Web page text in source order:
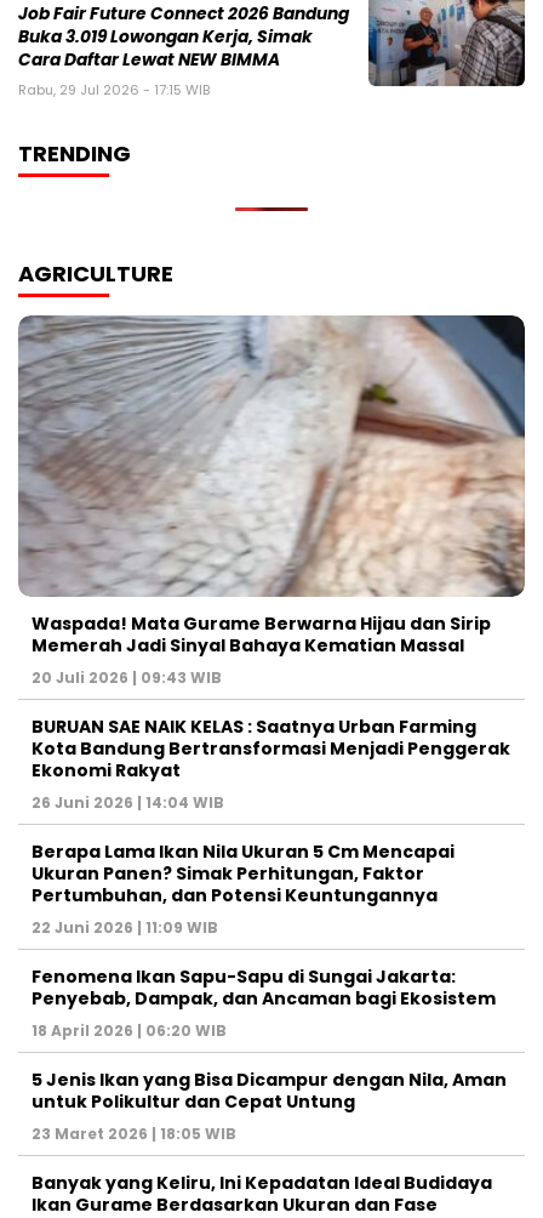
Job Fair Future Connect 2026 Bandung
Buka 3.019 Lowongan Kerja, Simak
Cara Daftar Lewat NEW BIMMA
Rabu, 29 Jul 2026 - 17:15 WIB
TRENDING
AGRICULTURE
Waspada! Mata Gurame Berwarna Hijau dan Sirip
Memerah Jadi Sinyal Bahaya Kematian Massal
20 Juli 2026 | 09:43 WIB
BURUAN SAE NAIK KELAS : Saatnya Urban Farming
Kota Bandung Bertransformasi Menjadi Penggerak
Ekonomi Rakyat
26 Juni 2026 | 14:04 WIB
Berapa Lama Ikan Nila Ukuran 5 Cm Mencapai
Ukuran Panen? Simak Perhitungan, Faktor
Pertumbuhan, dan Potensi Keuntungannya
22 Juni 2026 | 11:09 WIB
Fenomena Ikan Sapu-Sapu di Sungai Jakarta:
Penyebab, Dampak, dan Ancaman bagi Ekosistem
18 April 2026 | 06:20 WIB
5 Jenis Ikan yang Bisa Dicampur dengan Nila, Aman
untuk Polikultur dan Cepat Untung
23 Maret 2026 | 18:05 WIB
Banyak yang Keliru, Ini Kepadatan Ideal Budidaya
Ikan Gurame Berdasarkan Ukuran dan Fase